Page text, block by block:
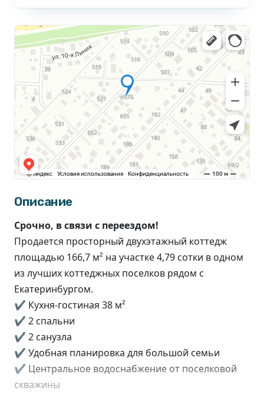
Описание
Срочно, в связи с переездом!
Продается просторный двухэтажный коттедж
площадью 166,7 м² на участке 4,79 сотки в одном
из лучших коттеджных поселков рядом с
Екатеринбургом.
✔ Кухня-гостиная 38 м²
✔ 2 спальни
✔ 2 санузла
✔ Удобная планировка для большой семьи
✔ Центральное водоснабжение от поселковой
скважины